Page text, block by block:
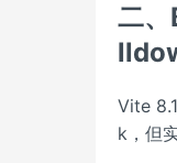
二
Vite
k，但